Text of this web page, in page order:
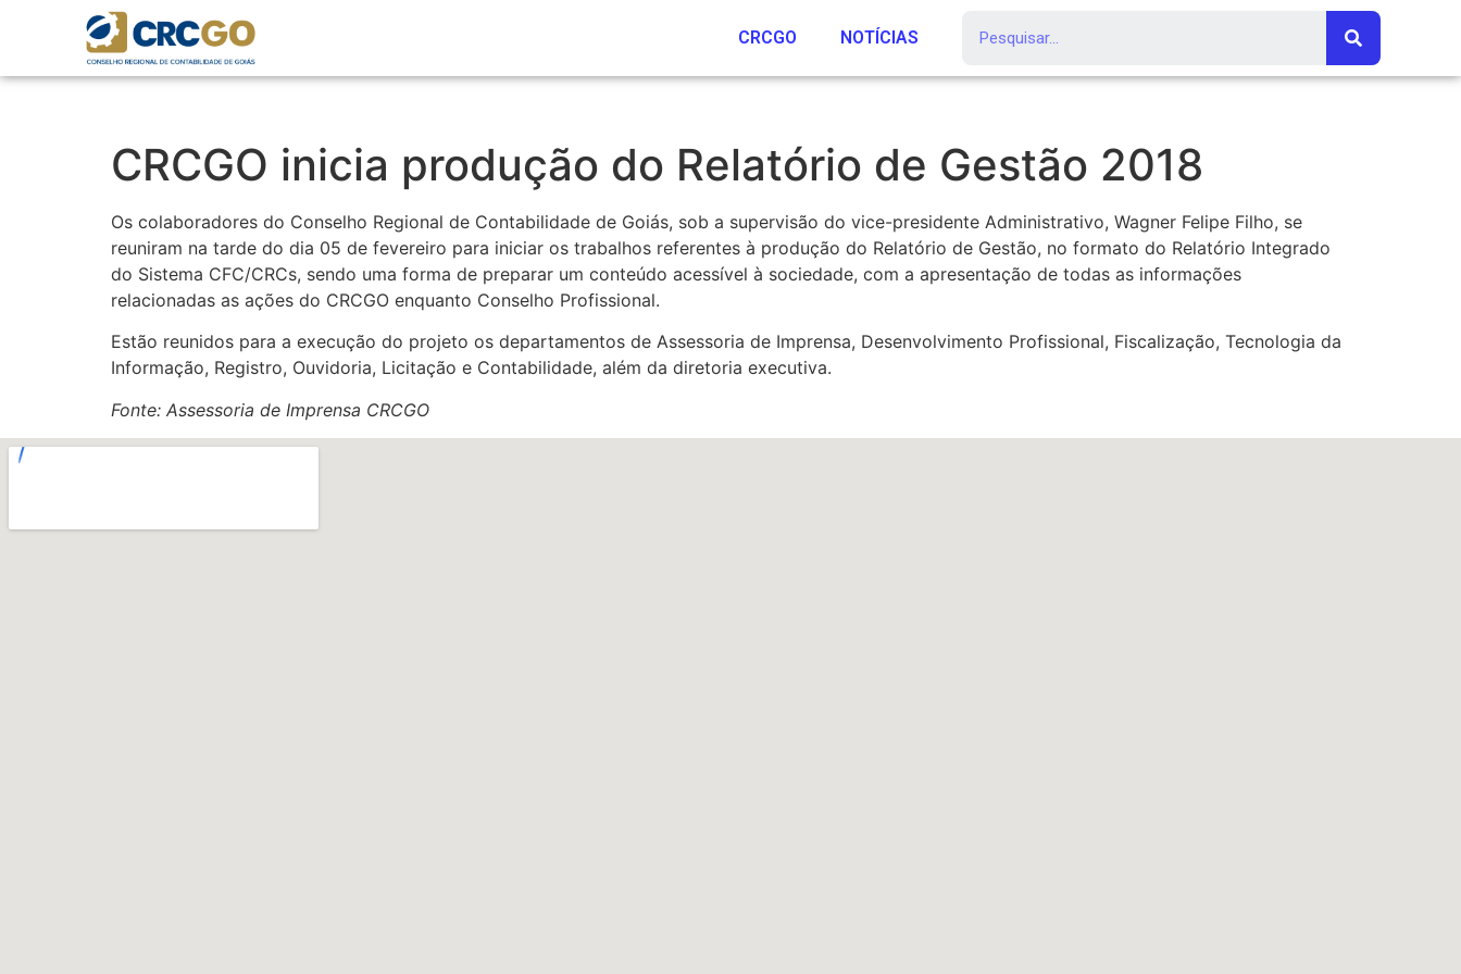
CRCGO NOTÍCIAS
CRCGO inicia produção do Relatório de Gestão 2018
Os colaboradores do Conselho Regional de Contabilidade de Goiás, sob a supervisão do vice-presidente Administrativo, Wagner Felipe Filho, se
reuniram na tarde do dia 05 de fevereiro para iniciar os trabalhos referentes à produção do Relatório de Gestão, no formato do Relatório Integrado
do Sistema CFC/CRCs, sendo uma forma de preparar um conteúdo acessível à sociedade, com a apresentação de todas as informações
relacionadas as ações do CRCGO enquanto Conselho Profissional.
Estão reunidos para a execução do projeto os departamentos de Assessoria de Imprensa, Desenvolvimento Profissional, Fiscalização, Tecnologia da
Informação, Registro, Ouvidoria, Licitação e Contabilidade, além da diretoria executiva.
Fonte: Assessoria de Imprensa CRCGO